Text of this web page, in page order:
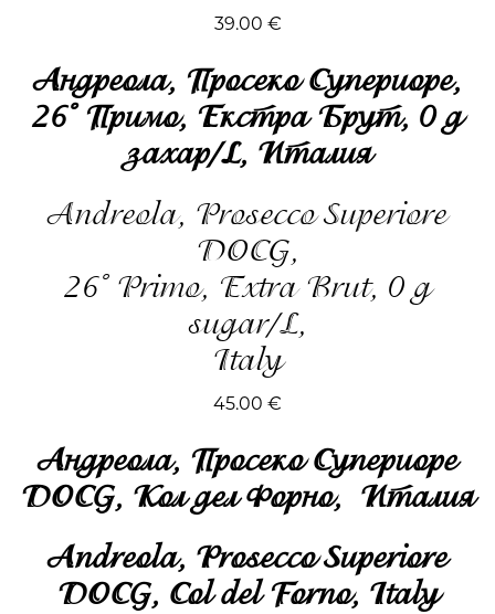
39.00 €
Андреола, Просеко Супериоре,
26˚ Примо, Екстра Брут, 0 g
захар/L, Италия
Andreola, Prosecco Superiore
DOCG,
26˚ Primo, Extra Brut, 0 g
sugar/L,
Italy
45.00 €
Андреола, Просеко Супериоре
DOCG, Кол дел Форно, Италия
Andreola, Prosecco Superiore
DOCG, Col del Forno, Italy